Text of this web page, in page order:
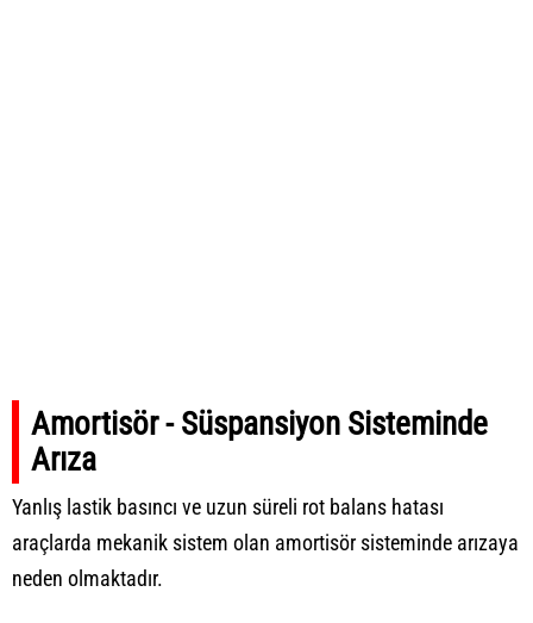
Amortisör - Süspansiyon Sisteminde
Arıza
Yanlış lastik basıncı ve uzun süreli rot balans hatası
araçlarda mekanik sistem olan amortisör sisteminde arızaya
neden olmaktadır.